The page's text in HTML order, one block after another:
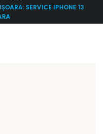
SERVICE IPHONE 13